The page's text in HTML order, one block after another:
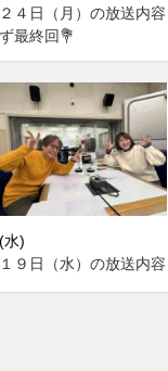
２４日（月）の放送内
最終回💐
水)
９日（水）の放送内容